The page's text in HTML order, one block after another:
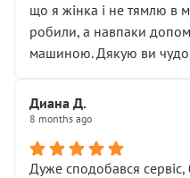
що я жінка і не тямлю в
робили, а навпаки
машиною. Дякую ви
Диана Д.
8 months ago
Дуже сподобався